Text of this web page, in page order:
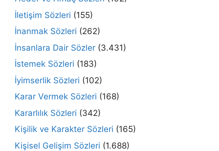
İletişim Sözleri (155)
İnanmak Sözleri (262)
İnsanlara Dair Sözler (3.431)
İstemek Sözleri (183)
İyimserlik Sözleri (102)
Karar Vermek Sözleri (168)
Kararlılık Sözleri (342)
Kişilik ve Karakter Sözleri (165)
Kişisel Gelişim Sözleri (1.688)